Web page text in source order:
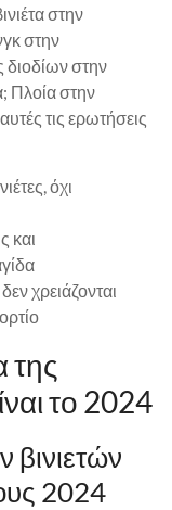
στην
στην
διοδίων στην
Πλοία στην
τις ερωτήσεις
όχι
και
χρειάζονται
της
το 2024
βινιετών
2024